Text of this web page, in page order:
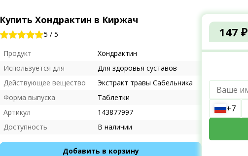
Купить Хондрактин в Киржач
5 / 5
Продукт
Хондрактин
Используется для
Для здоровья суставов
Действующее вещество
Экстракт травы Сабельника
Форма выпуска
Таблетки
Артикул
143877997
Доступность
В наличии
Добавить в корзину
147 ₽
+7